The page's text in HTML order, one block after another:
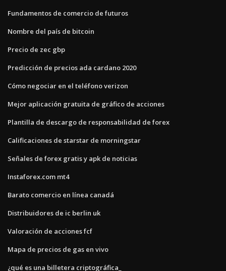
Fundamentos de comercio de futuros
Nombre del país de bitcoin
Precio de zec gbp
Predicción de precios ada cardano 2020
Cómo negociar en el teléfono verizon
Mejor aplicación gratuita de gráfico de acciones
Plantilla de descargo de responsabilidad de forex
Calificaciones de starstar de morningstar
Señales de forex gratis y apk de noticias
Instaforex.com mt4
Barato comercio en línea canadá
Distribuidores de ic berlin uk
Valoración de acciones fcf
Mapa de precios de gas en vivo
¿qué es una billetera criptográfica_